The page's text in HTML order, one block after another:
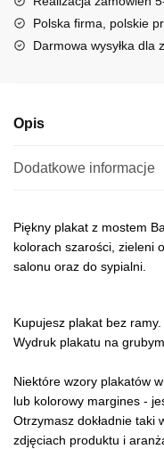
t
i
Polska firma, polskie
Darmowa wysyłka dla
Opis
Dodatkowe informacje
Piękny plakat z mostem
kolorach szarości, zieleni
salonu oraz do sypialni.
Kupujesz plakat bez ramy.
Wydruk plakatu na
Niektóre wzory plakatów
lub kolorowy margines -
Otrzymasz dokładnie taki
zdjęciach produktu i